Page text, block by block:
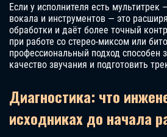
Если у исполнителя есть
вокала и инструментов — это
обработки и даёт более точный
при работе со стерео-миксом или
профессиональный подход способен
качество звучания и подготовить
Диагностика: что
исходниках до начала